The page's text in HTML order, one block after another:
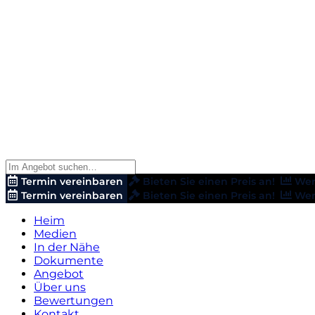
Termin vereinbaren Bieten Sie einen Preis an!
Termin vereinbaren
Bieten Sie einen Preis an!
Heim
Medien
In der Nähe
Dokumente
Angebot
Über uns
Bewertungen